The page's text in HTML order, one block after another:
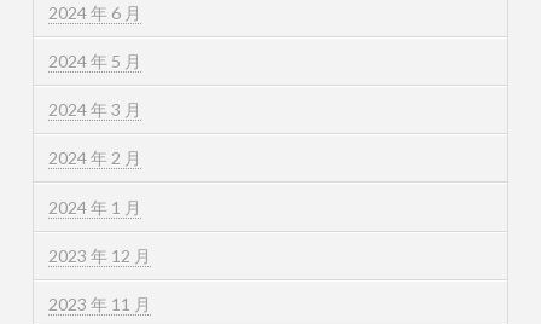
2024 年 6 月
2024 年 5 月
2024 年 3 月
2024 年 2 月
2024 年 1 月
2023 年 12 月
2023 年 11 月